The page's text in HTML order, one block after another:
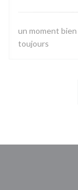
un moment
toujours